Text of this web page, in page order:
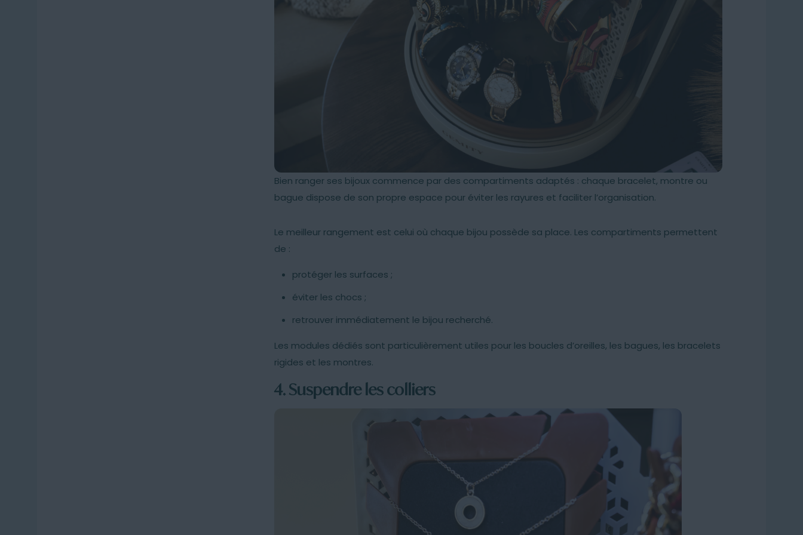
Bien ranger ses bijoux commence par des compartiments adaptés : chaque bracelet, montre ou
bague dispose de son propre espace pour éviter les rayures et faciliter l’organisation.
Le meilleur rangement est celui où chaque bijou possède sa place. Les compartiments permettent
de :
protéger les surfaces ;
éviter les chocs ;
retrouver immédiatement le bijou recherché.
Les modules dédiés sont particulièrement utiles pour les boucles d’oreilles, les bagues, les bracelets
rigides et les montres.
4. Suspendre les colliers